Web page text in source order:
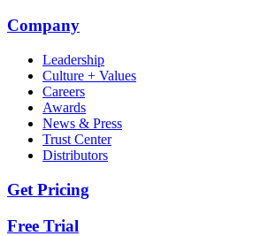
Company
Leadership
Culture + Values
Careers
Awards
News & Press
Trust Center
Distributors
Get Pricing
Free Trial